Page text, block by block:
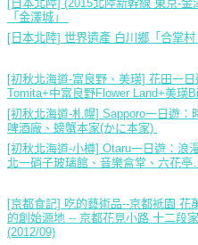
[日本北陸] (2015北陸新幹線 東京-
「金澤城」
[日本北陸] 世界遺產 白川鄉「合掌
[初秋北海道-富良野、美瑛] 花田一
Tomita+中富良野Flower Land+美瑛
[初秋北海道-札幌] Sapporo一日遊
啤酒廠、螃蟹本家(かに本家)
[初秋北海道-小樽] Otaru一日遊：浪
北一硝子玻璃館、音樂盒堂、六花
[京都食記] 吃的藝術品--京都袛園 花
的創始源地 -- 京都花見小路 十二段
(2012/09)